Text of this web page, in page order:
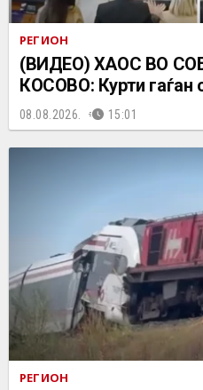
РЕГИОН
(ВИДЕО) ХАОС ВО
КОСОВО: Курти гаѓан
08.08.2026. 15:01
РЕГИОН